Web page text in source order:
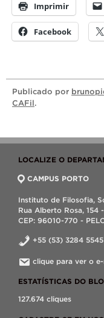
Imprimir
Facebook
Publicado por
CAFil.
LOCALIZE O
CAMPUS PORTO
Instituto de Filosofia,
Rua Alberto Rosa, 154
CEP: 96010-770 -
+55 (53) 3284 5545
clique para ver o
ESTATÍSTICAS DO
127.674 cliques